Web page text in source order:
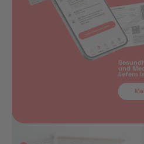
und
liefern